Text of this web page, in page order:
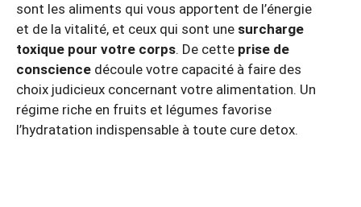
sont les aliments qui vous apportent de l’énergie
et de la vitalité, et ceux qui sont une surcharge
toxique pour votre corps. De cette prise de
conscience découle votre capacité à faire des
choix judicieux concernant votre alimentation. Un
régime riche en fruits et légumes favorise
l’hydratation indispensable à toute cure detox.